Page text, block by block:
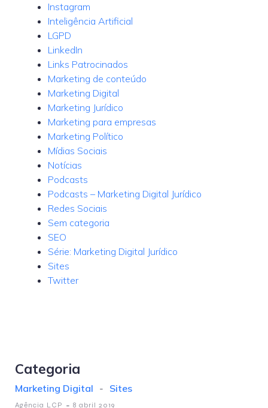
Instagram
Inteligência Artificial
LGPD
LinkedIn
Links Patrocinados
Marketing de conteúdo
Marketing Digital
Marketing Jurídico
Marketing para empresas
Marketing Político
Mídias Sociais
Notícias
Podcasts
Podcasts – Marketing Digital Jurídico
Redes Sociais
Sem categoria
SEO
Série: Marketing Digital Jurídico
Sites
Twitter
Categoria
Marketing Digital - Sites
Agência LCP - 8 abril 2019